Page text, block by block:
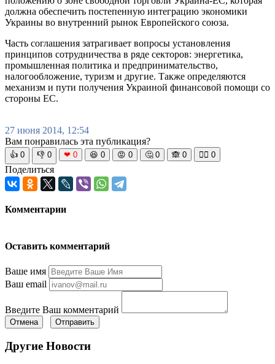
должна обеспечить постепенную интеграцию экономики
Украины во внутренний рынок Европейского союза.
Часть соглашения затрагивает вопросы установления
принципов сотрудничества в ряде секторов: энергетика,
промышленная политика и предпринимательство,
налогообложение, туризм и другие. Также определяются
механизм и пути получения Украиной финансовой помощи со
стороны ЕС.
27 июня 2014, 12:54
Вам понравилась эта публикация?
👍 0 👎 0 ❤ 0 😆 0 😡 0 🤔 0 🙈 0 🧘‍♀️ 0
Поделиться
Комментарии
Оставить комментарий
Ваше имя
Ваш email
Введите Ваш комментарий
Отмена Отправить
Другие Новости